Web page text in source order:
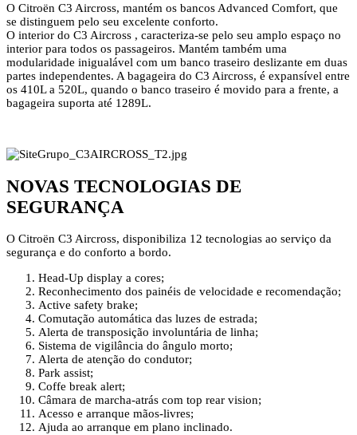
O Citroën C3 Aircross, mantém os bancos Advanced Comfort, que
se distinguem pelo seu excelente conforto.
O interior do C3 Aircross , caracteriza-se pelo seu amplo espaço no
interior para todos os passageiros. Mantém também uma
modularidade inigualável com um banco traseiro deslizante em duas
partes independentes. A bagageira do C3 Aircross, é expansível entre
os 410L a 520L, quando o banco traseiro é movido para a frente, a
bagageira suporta até 1289L.
NOVAS TECNOLOGIAS DE
SEGURANÇA
O Citroën C3 Aircross, disponibiliza 12 tecnologias ao serviço da
segurança e do conforto a bordo.
Head-Up display a cores;
Reconhecimento dos painéis de velocidade e recomendação;
Active safety brake;
Comutação automática das luzes de estrada;
Alerta de transposição involuntária de linha;
Sistema de vigilância do ângulo morto;
Alerta de atenção do condutor;
Park assist;
Coffe break alert;
Câmara de marcha-atrás com top rear vision;
Acesso e arranque mãos-livres;
Ajuda ao arranque em plano inclinado.